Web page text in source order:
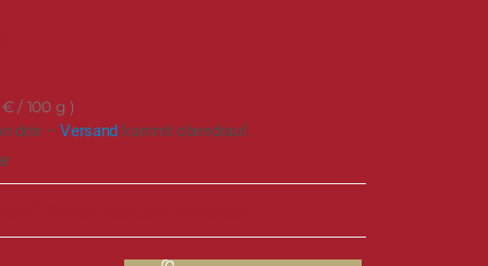
€/ 100 g
drin –Versand kommt obendrauf.